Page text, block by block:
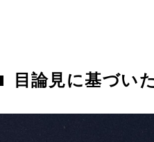
目論見に基づい